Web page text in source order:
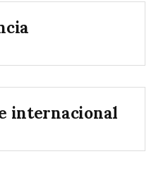
internacional